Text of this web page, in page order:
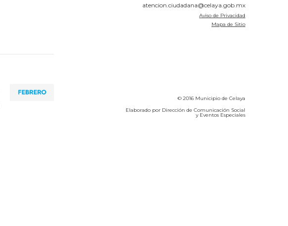
atencion.ciudadana@celaya.gob.mx
Aviso de Privacidad
Mapa de Sitio
© 2016 Municipio de Celaya
Elaborado por Dirección de Comunicación Social
y Eventos Especiales